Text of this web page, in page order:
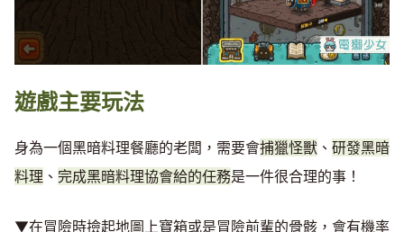
遊戲主要玩法
身為一個黑暗料理餐廳的老闆，需要會捕獵怪獸 、 研發黑暗
料理 、 完成黑暗料理協會給的任務是一件很合理的事！
▼在冒險時撿起地圖上寶箱或是冒險前輩的骨骸，會有機率